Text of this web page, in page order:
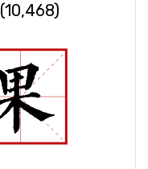
(10,468)